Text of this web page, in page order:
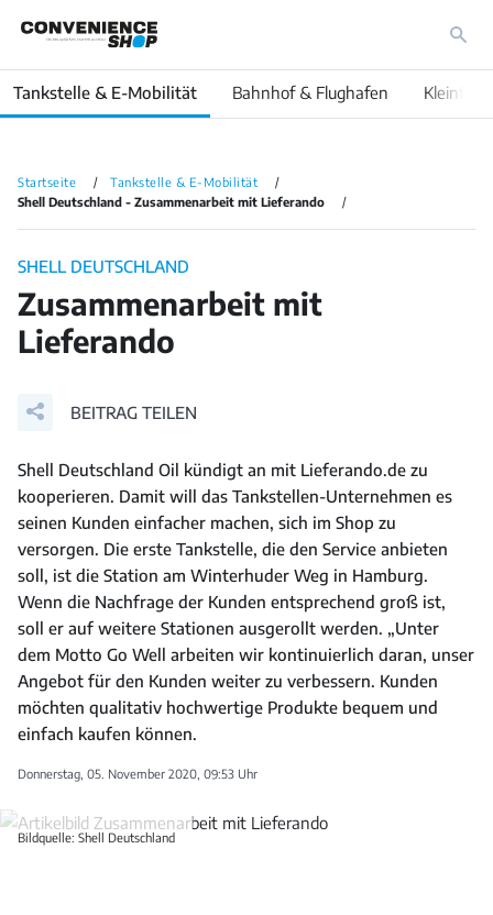
Tankstelle & E-Mobilität Bahnhof & Flughafen
Startseite
Tankstelle & E-Mobilität
Shell Deutschland - Zusammenarbeit mit Lieferando
SHELL DEUTSCHLAND
Zusammenarbeit mit
Lieferando
BEITRAG TEILEN
Shell Deutschland Oil kündigt an mit Lieferando.de zu
kooperieren. Damit will das Tankstellen-Unternehmen es
seinen Kunden einfacher machen, sich im Shop zu
versorgen. Die erste Tankstelle, die den Service anbieten
soll, ist die Station am Winterhuder Weg in Hamburg.
Wenn die Nachfrage der Kunden entsprechend groß ist,
soll er auf weitere Stationen ausgerollt werden. „Unter
dem Motto Go Well arbeiten wir kontinuierlich daran, unser
Angebot für den Kunden weiter zu verbessern. Kunden
möchten qualitativ hochwertige Produkte bequem und
einfach kaufen können.
Donnerstag, 05. November 2020, 09:53 Uhr
Bildquelle: Shell Deutschland